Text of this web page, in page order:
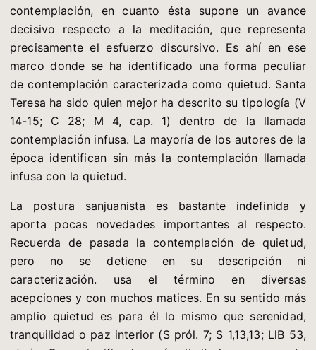
contemplación, en cuanto ésta supone un avance
decisivo respecto a la meditación, que representa
precisamente el esfuerzo discursivo. Es ahí en ese
marco donde se ha identificado una forma peculiar
de contemplación caracterizada como quietud. Santa
Teresa ha sido quien mejor ha descrito su tipología (V
14-15; C 28; M 4, cap. 1) dentro de la llamada
contemplación infusa. La mayoría de los autores de la
época identifican sin más la contemplación llamada
infusa con la quietud.
La postura sanjuanista es bastante indefinida y
aporta pocas novedades importantes al respecto.
Recuerda de pasada la contemplación de quietud,
pero no se detiene en su descripción ni
caracterización. usa el término en diversas
acepciones y con muchos matices. En su sentido más
amplio quietud es para él lo mismo que serenidad,
tranquilidad o paz interior (S pról. 7; S 1,13,13; LlB 53,